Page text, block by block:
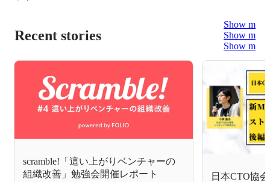
Recent stories
Show more
Show more
Show more
scramble!「這い上がりベンチャーの
組織改善」勉強会開催レポート
日本CTO協